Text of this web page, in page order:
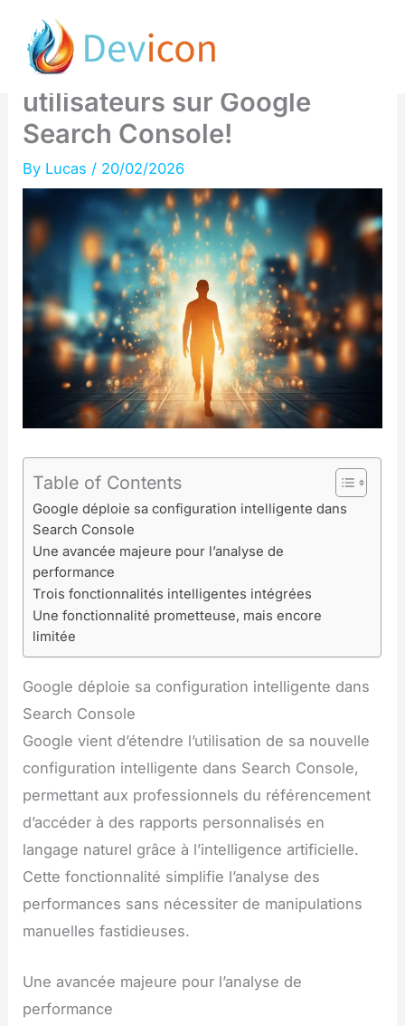
content
Configuration boostée à l’IA
disponible pour tous les
utilisateurs sur Google
Search Console!
By Lucas / 20/02/2026
Table of Contents
Google déploie sa configuration intelligente dans
Search Console
Une avancée majeure pour l’analyse de
performance
Trois fonctionnalités intelligentes intégrées
Une fonctionnalité prometteuse, mais encore
limitée
Google déploie sa configuration intelligente dans
Search Console
Google vient d’étendre l’utilisation de sa nouvelle
configuration intelligente dans Search Console,
permettant aux professionnels du référencement
d’accéder à des rapports personnalisés en
langage naturel grâce à l’intelligence artificielle.
Cette fonctionnalité simplifie l’analyse des
performances sans nécessiter de manipulations
manuelles fastidieuses.
Une avancée majeure pour l’analyse de
performance